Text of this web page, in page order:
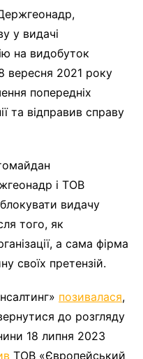
у видачі
на видобуток
вересня 2021 року
попередніх
та відправив справу
і ТОВ
видачу
того, як
а сама фірма
своїх претензій.
позивалася,
до розгляду
18 липня 2023
ТОВ «Європейський